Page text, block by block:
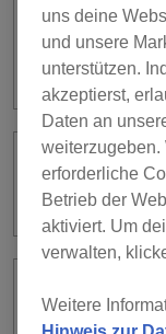
Kann ich
Wie lade
Dateien
Wie
uns deine
und unsere
unterstützen.
akzeptierst,
Daten an
weiterzugeben.
erforderliche
Betrieb der
aktiviert. Um
verwalten,
Weitere